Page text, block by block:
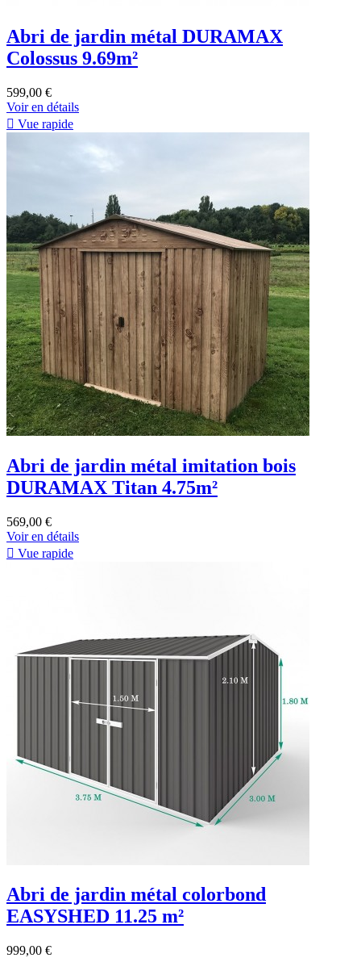
Abri de jardin métal DURAMAX
Colossus 9.69m²
599,00 €
Voir en détails
 Vue rapide
Abri de jardin métal imitation bois
DURAMAX Titan 4.75m²
569,00 €
Voir en détails
 Vue rapide
Abri de jardin métal colorbond
EASYSHED 11.25 m²
999,00 €